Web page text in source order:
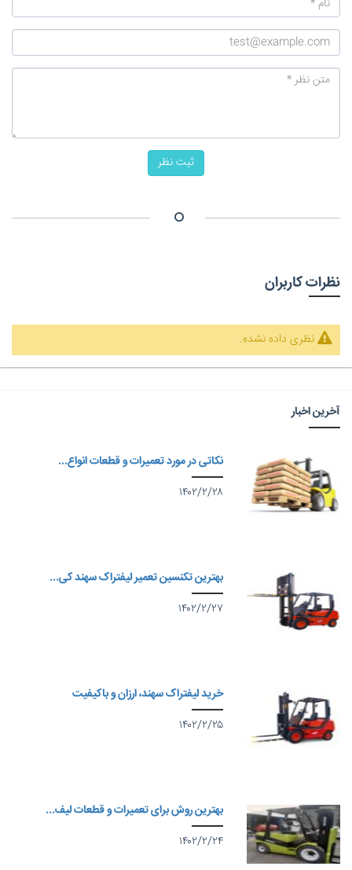
ثبت نظر
نظرات کاربران
نظری داده نشده.
آخرین اخبار
نکاتی در مورد تعمیرات و قطعات انواع...
۱۴۰۲/۲/۲۸
بهترین تکنسین تعمیر لیفتراک سهند کی...
۱۴۰۲/۲/۲۷
خرید لیفتراک سهند، ارزان و باکیفیت
۱۴۰۲/۲/۲۵
بهترین روش برای تعمیرات و قطعات لیف...
۱۴۰۲/۲/۲۴